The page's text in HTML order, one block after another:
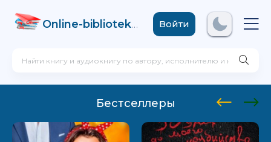
Online-biblioteka .comВойти
Бестселлеры